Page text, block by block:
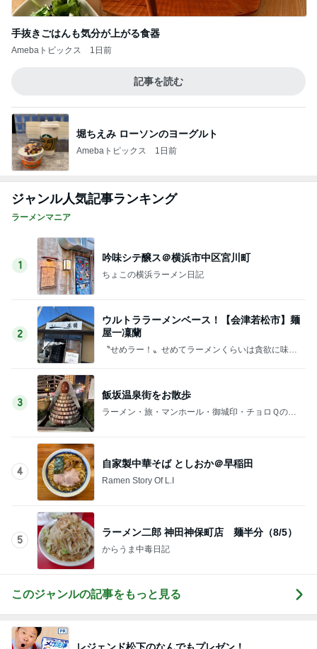
手抜きごはんも気分が上がる食器
Amebaトピックス 1日前
記事を読む
堀ちえみ ローソンのヨーグルト
Amebaトピックス 1日前
ジャンル人気記事ランキング
ラーメンマニア
1
吟味シテ醸ス＠横浜市中区宮川町
ちょこの横浜ラーメン日記
2
ウルトララーメンベース！【会津若松市】麺
屋一凜蘭
〝せめラー！〟せめてラーメンくらいは貪欲に味わ
3
飯坂温泉街をお散歩
ラーメン・旅・マンホール・御城印・チョロＱのブ
4
自家製中華そば としおか＠早稲田
Ramen Story Of L.I
5
ラーメン二郎 神田神保町店 麺半分（8/5）
からうま中毒日記
このジャンルの記事をもっと見る
レジェンド松下のなんでもプレゼン！